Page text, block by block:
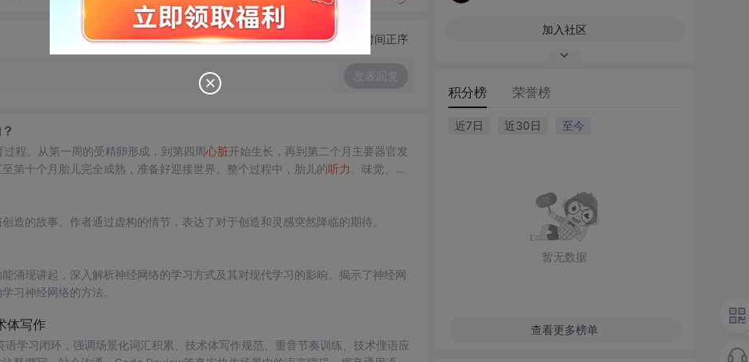
切换为时间正序
发表回复
程。从第一周的受精卵形成，到第四周心脏开始生长，再到第二个月主要器官发
第十个月胎儿完全成熟，准备好迎接世界。整个过程中，胎儿的听力 、味觉、触
造的故事。作者通过虚构的情节，表达了对于创造和灵感突然降临的期待。
涌现讲起，深入解析神经网络的学习方式及其对现代学习的影响。揭示了神经网
习神经网络的方法。
体写作
学习闭环，强调场景化词汇积累、技术体写作规范、重音节奏训练、技术俚语应
加入社区
积分榜 荣誉榜
近7日 近30日 至今
暂无数据
查看更多榜单